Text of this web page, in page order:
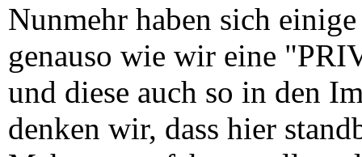
Nunmehr haben sich
genauso wie wir eine
und diese auch so in den
denken wir, dass hier